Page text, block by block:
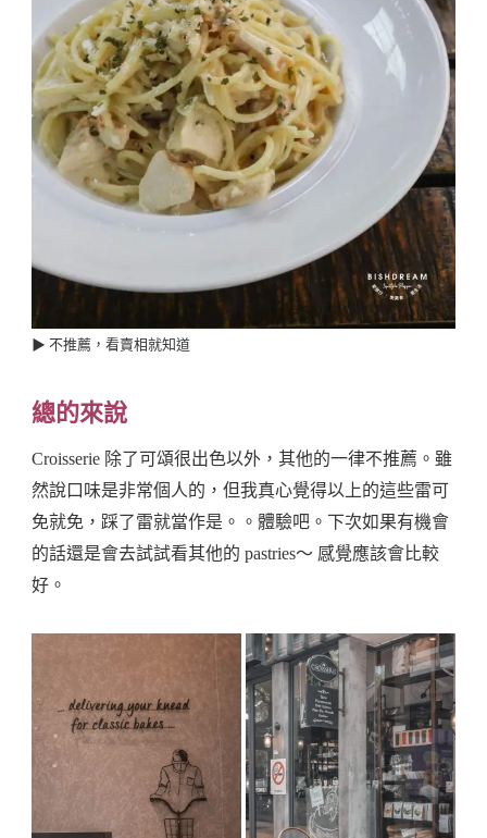
▶︎ 不推薦，看賣相就知道
總的來說
Croisserie 除了可頌很出色以外，其他的一律不推薦。雖
然說口味是非常個人的，但我真心覺得以上的這些雷可
免就免，踩了雷就當作是。。體驗吧。下次如果有機會
的話還是會去試試看其他的 pastries～ 感覺應該會比較
好。